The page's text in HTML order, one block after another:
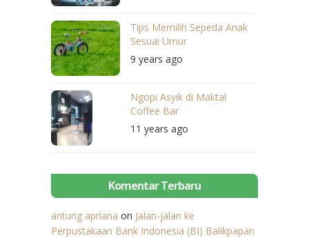
Tips Memilih Sepeda Anak
Sesuai Umur
9 years ago
Ngopi Asyik di Maktal
Coffee Bar
11 years ago
Komentar Terbaru
antung apriana on Jalan-jalan ke
Perpustakaan Bank Indonesia (BI) Balikpapan